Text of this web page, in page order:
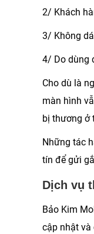
2/ Khách
3/ Không
4/ Do dùng
Cho dù là
màn hình
bị thương ở
Những tác
tín để gửi
Dịch vụ
Bảo Kim
cập nhật và